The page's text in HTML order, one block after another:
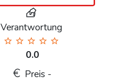
Verantwortung
0.0
Preis -